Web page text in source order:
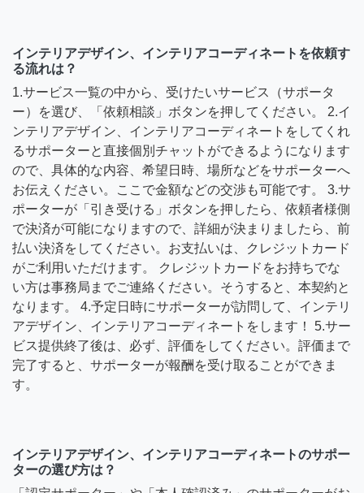
インテリアデザイン、インテリアコーディネートを依頼す
る流れは？
1.サービス一覧の中から、受けたいサービス（サポータ
ー）を選び、「依頼相談」ボタンを押してください。 2.イ
ンテリアデザイン、インテリアコーディネートをしてくれ
るサポーターと直接個別チャットができるようになります
ので、具体的な内容、希望日時、場所などをサポーターへ
お伝えください。ここで金額などの交渉も可能です。 3.サ
ポーターが「引き受ける」ボタンを押したら、依頼者様側
で決済が可能になりますので、詳細が決まりましたら、前
払い決済をしてください。お支払いは、クレジットカード
がご利用いただけます。 クレジットカードをお持ちでな
い方は事務局までご連絡ください。そうすると、本契約と
なります。 4.予定日時にサポーターが訪問して、インテリ
アデザイン、インテリアコーディネートをします！ 5.サー
ビス提供終了後は、必ず、評価をしてください。評価まで
完了すると、サポーターが報酬を受け取ることができま
す。
インテリアデザイン、インテリアコーディネートのサポー
ターの選び方は？